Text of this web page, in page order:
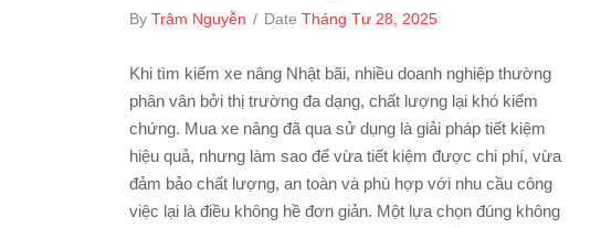
By Trâm Nguyễn / Date Tháng Tư 28, 2025
Khi tìm kiếm xe nâng Nhật bãi, nhiều doanh nghiệp thường
phân vân bởi thị trường đa dạng, chất lượng lại khó kiểm
chứng. Mua xe nâng đã qua sử dụng là giải pháp tiết kiệm
hiệu quả, nhưng làm sao để vừa tiết kiệm được chi phí, vừa
đảm bảo chất lượng, an toàn và phù hợp với nhu cầu công
việc lại là điều không hề đơn giản. Một lựa chọn đúng không